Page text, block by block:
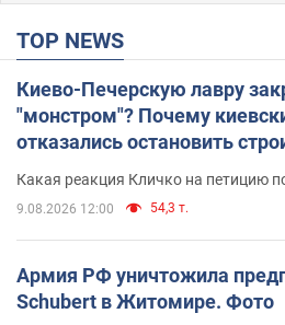
TOP NEWS
Киево-Печерскую лавру
"монстром"? Почему
отказались остановить
Какая реакция Кличко на петицию
9.08.2026 12:00 54,3 т.
Армия РФ уничтожила
Schubert в Житомире. Фото